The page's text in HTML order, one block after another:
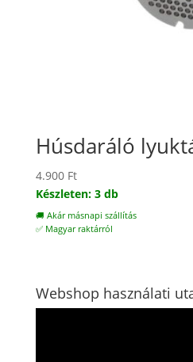
Húsdaráló
4.900 Ft
Készleten: 3 db
🚚 Akár másnapi szállítás
✅ Magyar raktárról
Webshop használati